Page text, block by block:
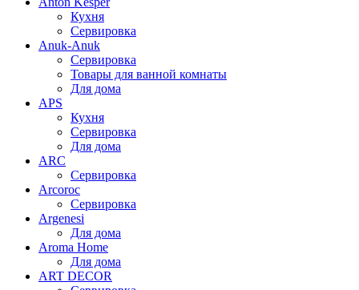
Кухня
Сервировка
Anuk-Anuk
Сервировка
Товары для ванной комнаты
Для дома
APS
Кухня
Сервировка
Для дома
ARC
Сервировка
Arcoroc
Сервировка
Argenesi
Для дома
Aroma Home
Для дома
ART DECOR